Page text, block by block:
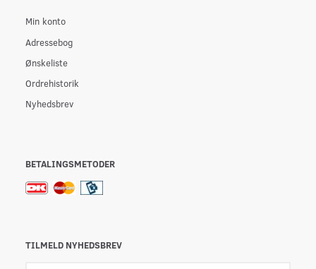
Min konto
Adressebog
Ønskeliste
Ordrehistorik
Nyhedsbrev
BETALINGSMETODER
TILMELD NYHEDSBREV